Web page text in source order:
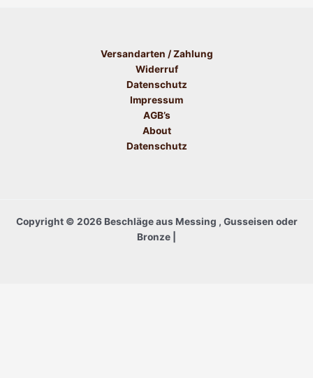
Versandarten / Zahlung
Widerruf
Datenschutz
Impressum
AGB’s
About
Datenschutz
Copyright © 2026 Beschläge aus Messing , Gusseisen oder
Bronze |